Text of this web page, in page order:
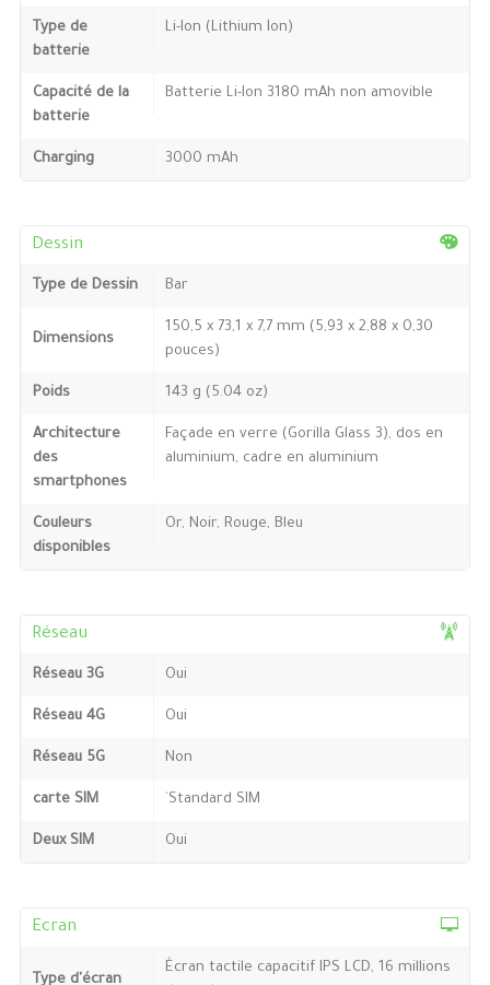
Type de
batterie
Li-Ion (Lithium Ion)
Capacité de la
batterie
Batterie Li-Ion 3180 mAh non amovible
Charging 3000 mAh
Dessin
Type de Dessin Bar
Dimensions
150,5 x 73,1 x 7,7 mm (5,93 x 2,88 x 0,30
pouces)
Poids 143 g (5.04 oz)
Architecture
des
smartphones
Façade en verre (Gorilla Glass 3), dos en
aluminium, cadre en aluminium
Couleurs
disponibles
Or, Noir, Rouge, Bleu
Réseau
Réseau 3G Oui
Réseau 4G Oui
Réseau 5G Non
carte SIM `Standard SIM
Deux SIM Oui
Ecran
Type d'écran
Écran tactile capacitif IPS LCD, 16 millions